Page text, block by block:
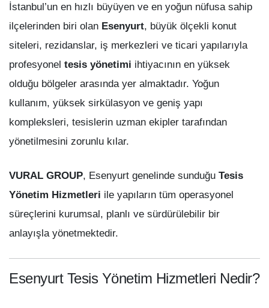
İstanbul’un en hızlı büyüyen ve en yoğun nüfusa sahip
ilçelerinden biri olan Esenyurt, büyük ölçekli konut
siteleri, rezidanslar, iş merkezleri ve ticari yapılarıyla
profesyonel tesis yönetimi ihtiyacının en yüksek
olduğu bölgeler arasında yer almaktadır. Yoğun
kullanım, yüksek sirkülasyon ve geniş yapı
kompleksleri, tesislerin uzman ekipler tarafından
yönetilmesini zorunlu kılar.
VURAL GROUP, Esenyurt genelinde sunduğu Tesis
Yönetim Hizmetleri ile yapıların tüm operasyonel
süreçlerini kurumsal, planlı ve sürdürülebilir bir
anlayışla yönetmektedir.
Esenyurt Tesis Yönetim Hizmetleri Nedir?